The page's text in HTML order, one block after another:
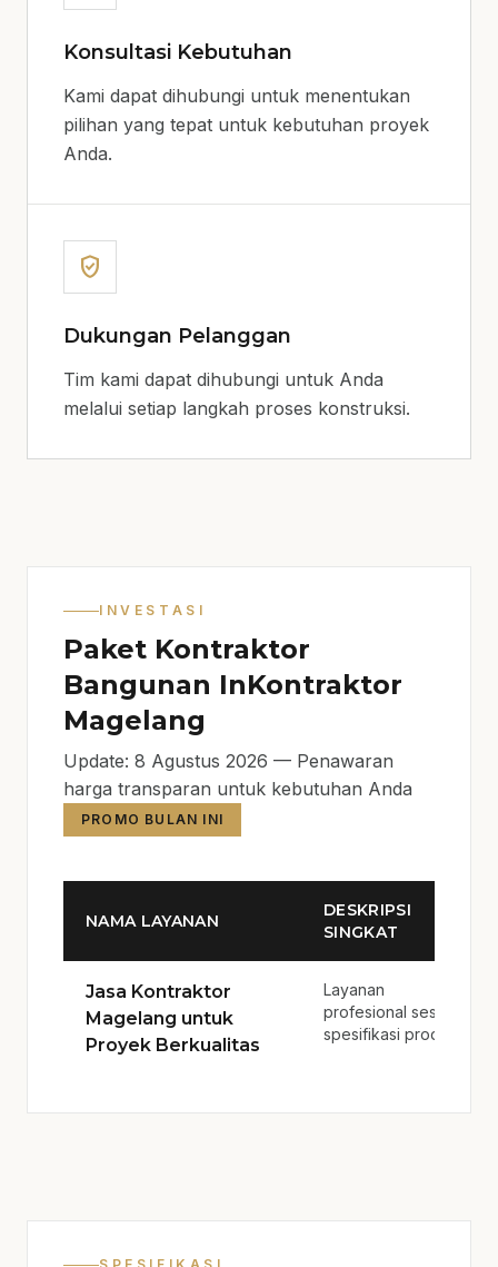
Konsultasi Kebutuhan
Kami dapat dihubungi untuk menentukan
pilihan yang tepat untuk kebutuhan proyek
Anda.
verified_user
Dukungan Pelanggan
Tim kami dapat dihubungi untuk Anda
melalui setiap langkah proses konstruksi.
INVESTASI
Paket Kontraktor
Bangunan InKontraktor
Magelang
Update: 8 Agustus 2026 — Penawaran
harga transparan untuk kebutuhan Anda
PROMO BULAN INI
NAMA LAYANAN
DESKRIPSI
SINGKAT
Jasa Kontraktor
Magelang untuk
Proyek Berkualitas
Layanan
profesional sesuai
spesifikasi produk.